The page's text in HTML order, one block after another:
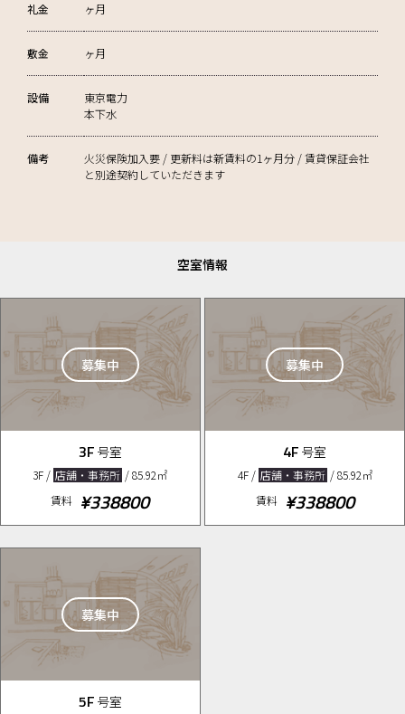
礼金 ヶ月
敷金 ヶ月
設備
東京電力
本下水
備考
火災保険加入要 / 更新料は新賃料の1ヶ月分 / 賃貸保証会社
と別途契約していただきます
空室情報
募集中
3F 号室
3F / 店舗・事務所 / 85.92㎡
賃料
¥338800
募集中
4F 号室
4F / 店舗・事務所 / 85.92㎡
賃料
¥338800
募集中
5F 号室